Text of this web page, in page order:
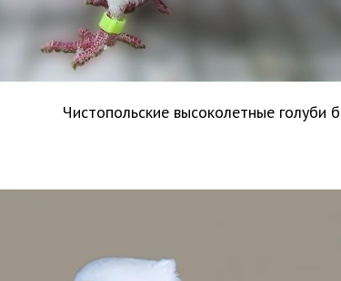
Чистопольские высоколетные голуби